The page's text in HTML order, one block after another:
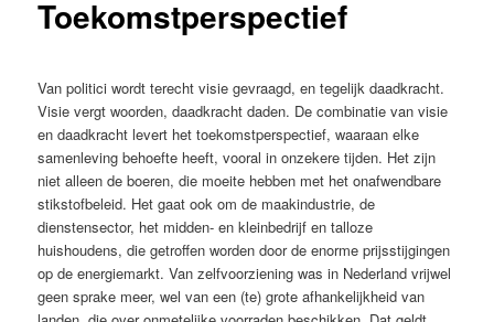
Toekomstperspectief
Van politici wordt terecht visie gevraagd, en tegelijk daadkracht.
Visie vergt woorden, daadkracht daden. De combinatie van visie
en daadkracht levert het toekomstperspectief, waaraan elke
samenleving behoefte heeft, vooral in onzekere tijden. Het zijn
niet alleen de boeren, die moeite hebben met het onafwendbare
stikstofbeleid. Het gaat ook om de maakindustrie, de
dienstensector, het midden- en kleinbedrijf en talloze
huishoudens, die getroffen worden door de enorme prijsstijgingen
op de energiemarkt. Van zelfvoorziening was in Nederland vrijwel
geen sprake meer, wel van een (te) grote afhankelijkheid van